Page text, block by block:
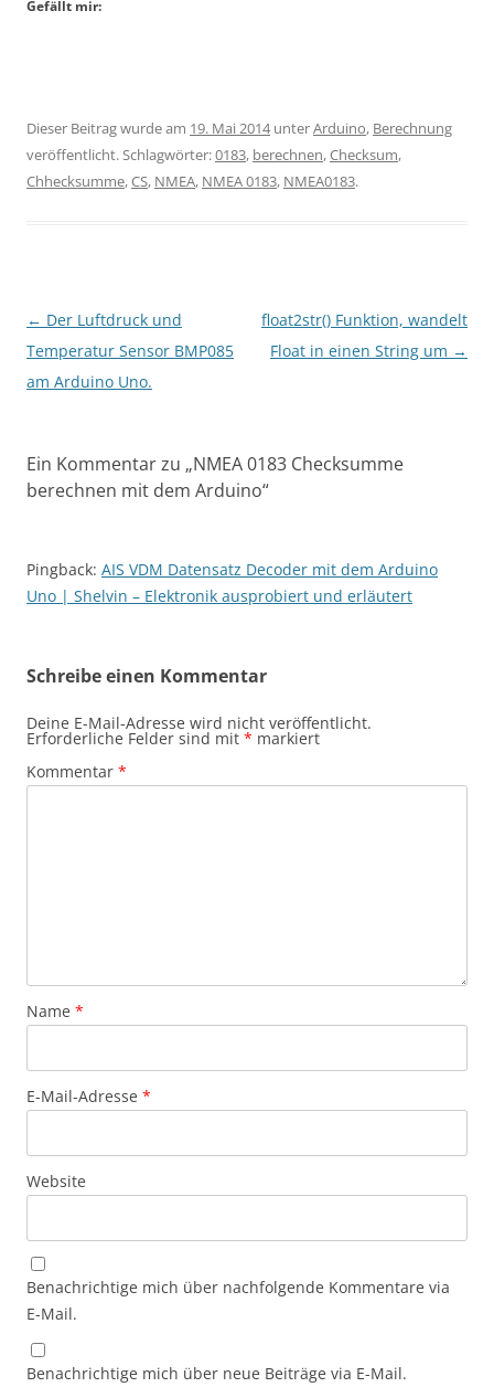
Gefällt mir:
Dieser Beitrag wurde am 19. Mai 2014unterArduino, Berechnung
veröffentlicht. Schlagwörter:0183, berechnen,Checksum,
Chhecksumme,CS, NMEA, NMEA 0183, NMEA0183.
Beitragsnavigation
← Der Luftdruck und
Temperatur Sensor BMP085
am Arduino Uno.
float2str() Funktion, wandelt
Float in einen String um →
Ein Kommentar zu „NMEA 0183 Checksumme
berechnen mit dem Arduino“
Pingback: AIS VDM Datensatz Decoder mit dem Arduino
Uno | Shelvin – Elektronik ausprobiert und erläutert
Schreibe einen Kommentar
Deine E-Mail-Adresse wird nicht veröffentlicht.
Erforderliche Felder sind mit * markiert
Kommentar *
Name *
E-Mail-Adresse *
Website
Benachrichtige mich über nachfolgende Kommentare via
E-Mail.
Benachrichtige mich über neue Beiträge via E-Mail.